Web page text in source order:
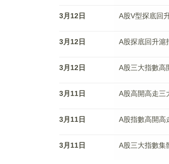
3月12日 A股V型探底回
3月12日 A股探底回升滬
3月12日 A股三大指數高
3月11日 A股高開高走三
3月11日 A股指數高開高
3月11日 A股三大指數集